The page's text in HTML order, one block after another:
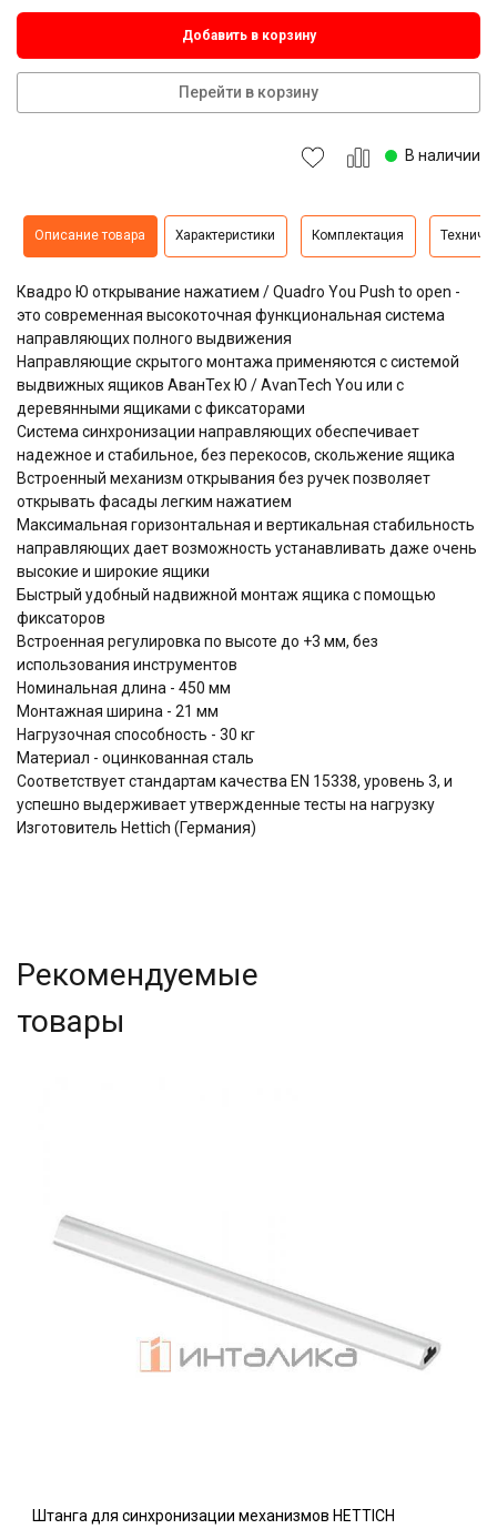
Добавить в корзину
Перейти в корзину
В наличии
Описание товара Характеристики Комплектация
Квадро Ю открывание нажатием / Quadro You Push to open -
это современная высокоточная функциональная система
направляющих полного выдвижения
Направляющие скрытого монтажа применяются с системой
выдвижных ящиков АванТех Ю / AvanTech You или с
деревянными ящиками с фиксаторами
Система синхронизации направляющих обеспечивает
надежное и стабильное, без перекосов, скольжение ящика
Встроенный механизм открывания без ручек позволяет
открывать фасады легким нажатием
Максимальная горизонтальная и вертикальная стабильность
направляющих дает возможность устанавливать даже очень
высокие и широкие ящики
Быстрый удобный надвижной монтаж ящика с помощью
фиксаторов
Встроенная регулировка по высоте до +3 мм, без
использования инструментов
Номинальная длина - 450 мм
Монтажная ширина - 21 мм
Нагрузочная способность - 30 кг
Материал - оцинкованная сталь
Соответствует стандартам качества EN 15338, уровень 3, и
успешно выдерживает утвержденные тесты на нагрузку
Изготовитель Hettich (Германия)
Рекомендуемые
товары
Штанга для синхронизации механизмов HETTICH